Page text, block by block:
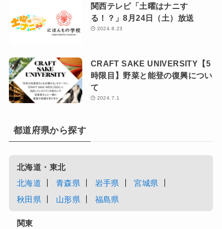
関西テレビ「土曜はナニす
る！？」8月24日（土）放送
2024.8.23
CRAFT SAKE UNIVERSITY【5
時限目】野菜と能登の復興につい
て
2024.7.1
都道府県から探す
北海道・東北
北海道
青森県 岩手県
宮城県
秋田県
山形県 福島県
関東